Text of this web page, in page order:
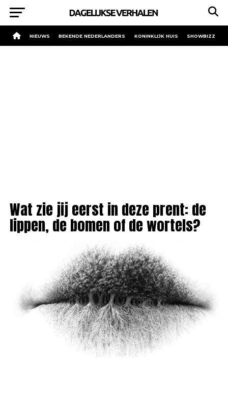
NIEUWS BEKENDE NEDERLANDERS KONINKLIJK HUIS SHOWBIZZ
Wat zie jij eerst in deze prent: de
lippen, de bomen of de wortels?